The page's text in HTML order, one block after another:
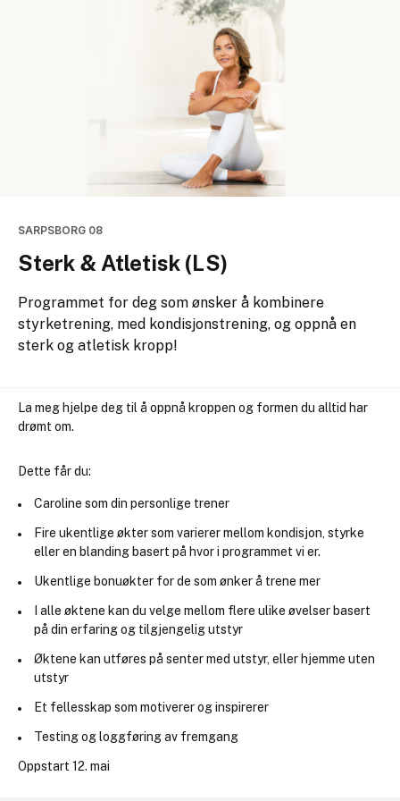
SARPSBORG 08
Sterk & Atletisk (LS)
Programmet for deg som ønsker å kombinere
styrketrening, med kondisjonstrening, og oppnå en
sterk og atletisk kropp!
La meg hjelpe deg til å oppnå kroppen og formen du alltid har
drømt om.
Dette får du:
Caroline som din personlige trener
Fire ukentlige økter som varierer mellom kondisjon, styrke
eller en blanding basert på hvor i programmet vi er.
Ukentlige bonuøkter for de som ønker å trene mer
I alle øktene kan du velge mellom flere ulike øvelser basert
på din erfaring og tilgjengelig utstyr
Øktene kan utføres på senter med utstyr, eller hjemme uten
utstyr
Et fellesskap som motiverer og inspirerer
Testing og loggføring av fremgang
Oppstart 12. mai